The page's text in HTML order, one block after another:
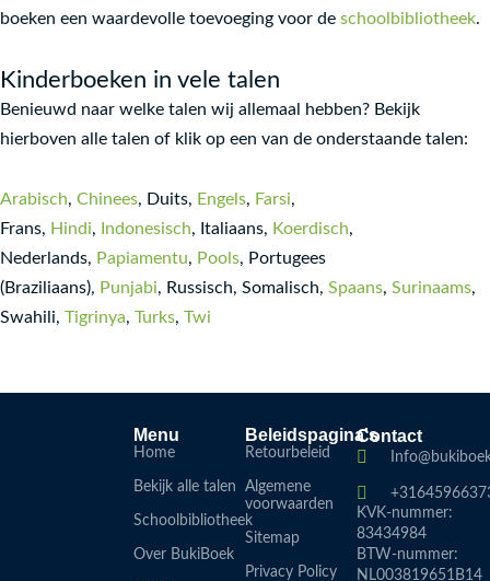
Leo Lionni
Rick Riordan
Dan Coman
Luminița Alexandru
Petre Ispirescu
Pascal Jousselin
achel Bright and Jim Field
boeken een waardevolle toevoeging voor de schoolbibliotheek.
Kinderboeken in vele talen
Benieuwd naar welke talen wij allemaal hebben? Bekijk
hierboven alle talen of klik op een van de onderstaande talen:
Arabisch, Chinees, Duits, Engels, Farsi,
Frans, Hindi, Indonesisch, Italiaans, Koerdisch,
Nederlands, Papiamentu, Pools, Portugees
(Braziliaans), Punjabi, Russisch, Somalisch, Spaans, Surinaams,
Swahili, Tigrinya, Turks, Twi
Menu
Home
Bekijk alle talen
Schoolbibliotheek
Over BukiBoek
Beleidspagina's
Retourbeleid
Algemene
voorwaarden
Sitemap
Privacy Policy
Contact
KVK-nummer:
83434984
BTW-nummer:
NL003819651B14